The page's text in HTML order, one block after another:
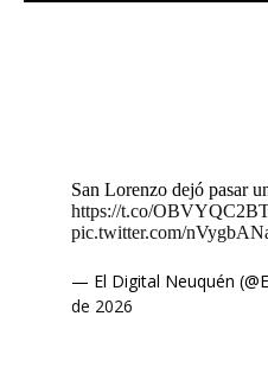
San Lorenzo dejó pasar
https://t.co/
pic.twitter.com/
— El Digital Neuquén
de 2026